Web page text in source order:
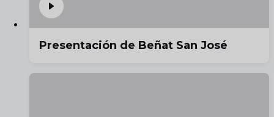
Presentación de Beñat San José